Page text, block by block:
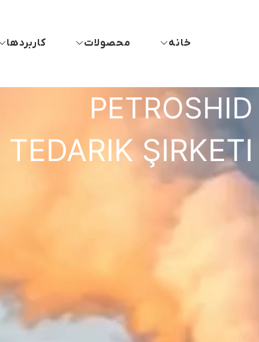
خانه محصولات کاربردها
PETROSHID
ŞIRKETI​